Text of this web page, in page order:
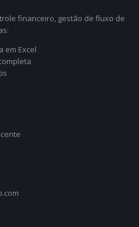
financeiro, gestão de fluxo de
em Excel